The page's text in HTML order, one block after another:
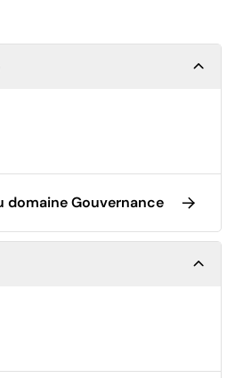
domaine Gouvernance